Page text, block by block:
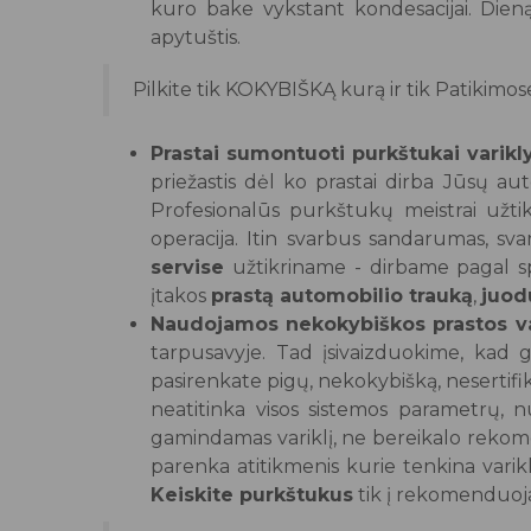
kuro bake vykstant kondesacijai.
apytuštis.
Pilkite tik KOKYBIŠKĄ kurą ir tik
Prastai sumontuoti purkštukai
priežastis dėl ko prastai dirba Jūsų
Profesionalūs purkštukų meistrai
operacija. Itin svarbus sandarumas,
servise užtikriname - dirbame pagal
įtakos prastą automobilio trauką,
Naudojamos nekokybiškos prastos
tarpusavyje. Tad įsivaizduokime,
pasirenkate pigų, nekokybišką,
neatitinka visos sistemos parametrų,
gamindamas variklį, ne bereikalo
parenka atitikmenis kurie tenkina
Keiskite purkštukus tik į